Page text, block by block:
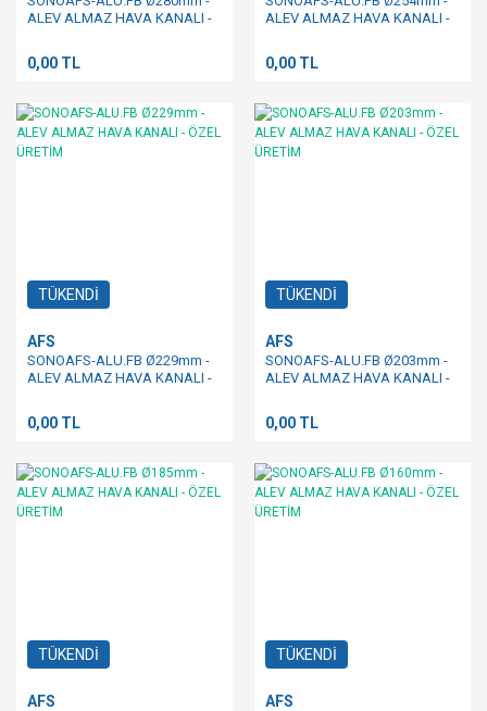
ALEV ALMAZ HAVA KANALI -
0,00 TL
ALEV ALMAZ HAVA KANALI -
0,00 TL
TÜKENDİ
AFS
SONOAFS-ALU.FB Ø229mm -
ALEV ALMAZ HAVA KANALI -
0,00 TL
TÜKENDİ
AFS
SONOAFS-ALU.FB Ø203mm -
ALEV ALMAZ HAVA KANALI -
0,00 TL
TÜKENDİ
AFS
TÜKENDİ
AFS